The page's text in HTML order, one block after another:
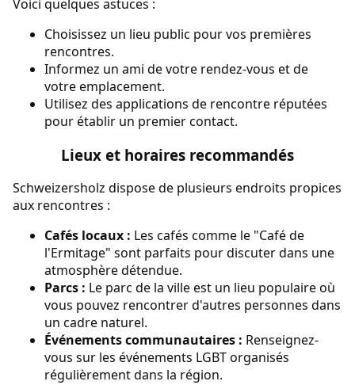
Voici quelques astuces :
Choisissez un lieu public pour vos premières
rencontres.
Informez un ami de votre rendez-vous et de
votre emplacement.
Utilisez des applications de rencontre réputées
pour établir un premier contact.
Lieux et horaires recommandés
Schweizersholz dispose de plusieurs endroits propices
aux rencontres :
Cafés locaux : Les cafés comme le "Café de
l'Ermitage" sont parfaits pour discuter dans une
atmosphère détendue.
Parcs : Le parc de la ville est un lieu populaire où
vous pouvez rencontrer d'autres personnes dans
un cadre naturel.
Événements communautaires : Renseignez-
vous sur les événements LGBT organisés
régulièrement dans la région.